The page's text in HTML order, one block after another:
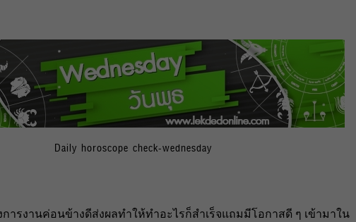
Daily horoscope check-wednesday
การงานค่อนข้างดีส่งผลทำให้ทำอะไรก็สำเร็จแถมมีโอกาสดี ๆ เข้ามาใน